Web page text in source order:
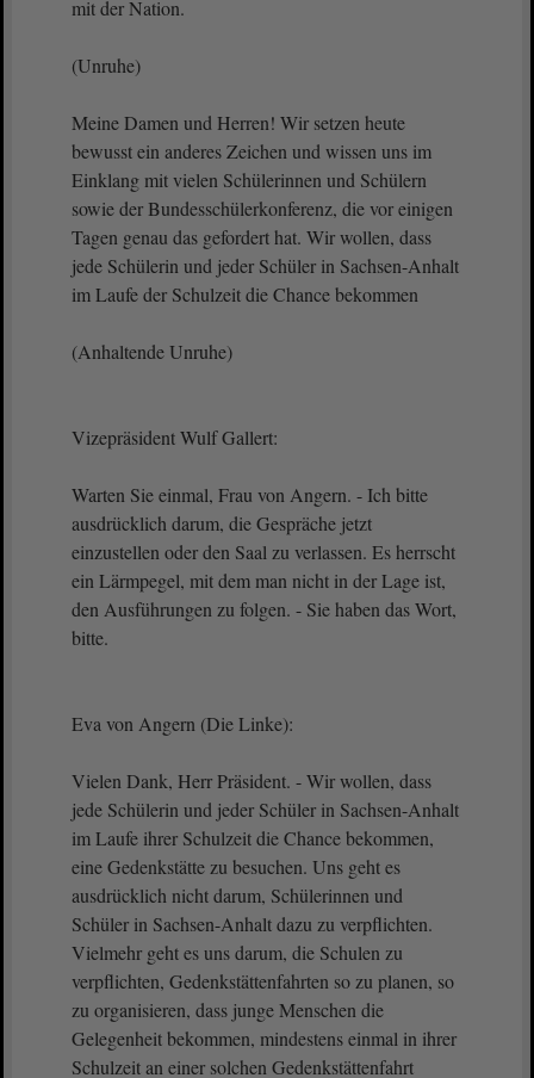
mit der Nation.
(Unruhe)
Meine Damen und Herren! Wir setzen heute
bewusst ein anderes Zeichen und wissen uns im
Einklang mit vielen Schülerinnen und Schülern
sowie der Bundesschülerkonferenz, die vor einigen
Tagen genau das gefordert hat. Wir wollen, dass
jede Schülerin und jeder Schüler in Sachsen-Anhalt
im Laufe der Schulzeit die Chance bekommen
(Anhaltende Unruhe)
Vizepräsident Wulf Gallert:
Warten Sie einmal, Frau von Angern. - Ich bitte
ausdrücklich darum, die Gespräche jetzt
einzustellen oder den Saal zu verlassen. Es herrscht
ein Lärmpegel, mit dem man nicht in der Lage ist,
den Ausführungen zu folgen. - Sie haben das Wort,
bitte.
Eva von Angern (Die Linke):
Vielen Dank, Herr Präsident. - Wir wollen, dass
jede Schülerin und jeder Schüler in Sachsen-Anhalt
im Laufe ihrer Schulzeit die Chance bekommen,
eine Gedenkstätte zu besuchen. Uns geht es
ausdrücklich nicht darum, Schülerinnen und
Schüler in Sachsen-Anhalt dazu zu verpflichten.
Vielmehr geht es uns darum, die Schulen zu
verpflichten, Gedenkstättenfahrten so zu planen, so
zu organisieren, dass junge Menschen die
Gelegenheit bekommen, mindestens einmal in ihrer
Schulzeit an einer solchen Gedenkstättenfahrt